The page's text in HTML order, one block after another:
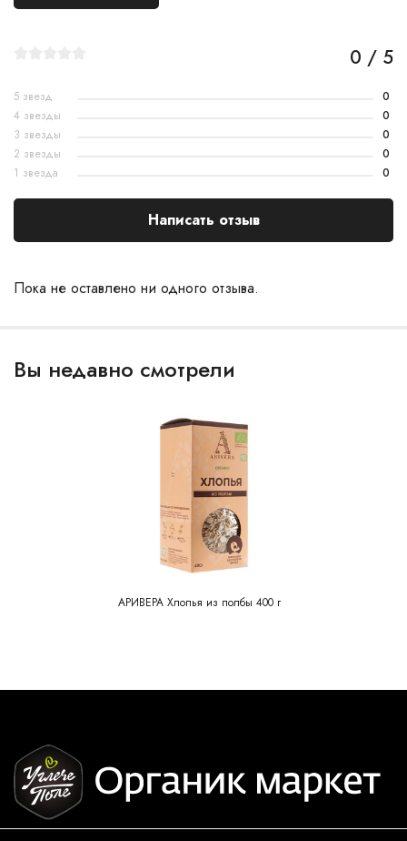
Пока не оставлено ни одного отзыва.
0 / 5
5 звезд
0
4 звезды
0
3 звезды
0
2 звезды
0
1 звезда
0
Написать отзыв
Вы недавно смотрели
АРИВЕРА Хлопья из полбы 400 г